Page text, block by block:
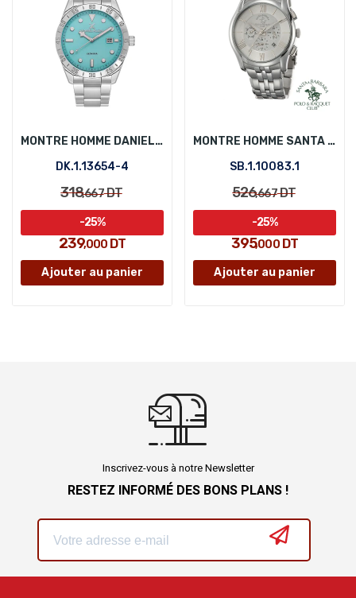
MONTRE HOMME DANIEL KLEIN DK.1.13654-4
DK.1.13654-4
318,667DT
239,000 DT
-25%
Ajouter au panier
MONTRE HOMME SANTA BARBARA POLO SB.1.10083.1
SB.1.10083.1
526,667DT
395,000DT
-25%
Ajouter au panier
Inscrivez-vous à notre Newsletter
RESTEZ INFORMÉ DES BONS PLANS !